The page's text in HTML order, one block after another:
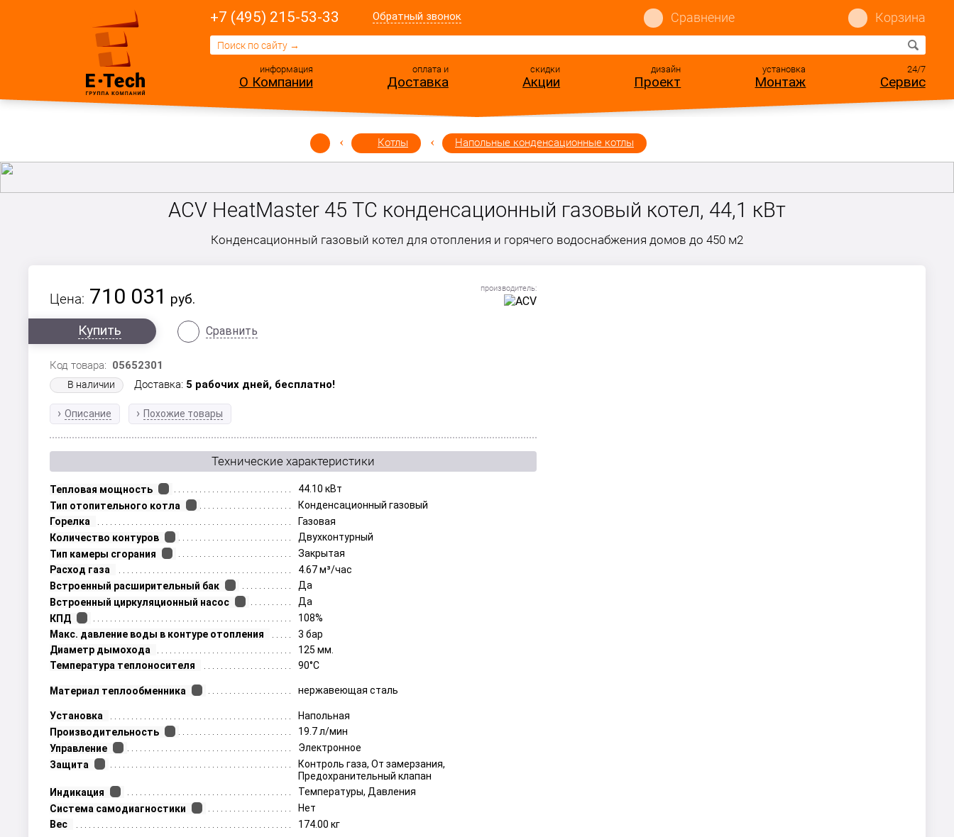
+7 (495) 215-53-33 Обратный звонок Сравнение Корзина
информация
О Компании
оплата и
Доставка
скидки
Акции
дизайн
Проект
установка
Монтаж
24/7
Сервис
Котлы Напольные конденсационные котлы
ACV HeatMaster 45 TC конденсационный газовый котел, 44,1 кВт
Конденсационный газовый котел для отопления и горячего водоснабжения домов до 450 м2
Цена: 710 031 руб.
Купить
Сравнить
Код товара: 05652301
В наличии Доставка: 5 рабочих дней, бесплатно!
Описание Похожие товары
Технические характеристики
Тепловая мощность
44.10 кВт
Тип отопительного котла
Конденсационный газовый
Горелка
Газовая
Количество контуров
Двухконтурный
Тип камеры сгорания
Закрытая
Расход газа
4.67 м³/час
Встроенный расширительный бак
Да
Встроенный циркуляционный насос
Да
КПД
108%
Макс. давление воды в контуре отопления
3 бар
Диаметр дымохода
125 мм.
Температура теплоносителя
90°С
Материал теплообменника нержавеющая сталь
Установка
Напольная
Производительность
19.7 л/мин
Управление
Электронное
Защита
Контроль газа, От замерзания,
Предохранительный клапан
Индикация
Температуры, Давления
Система самодиагностики
Нет
Вес
174.00 кг